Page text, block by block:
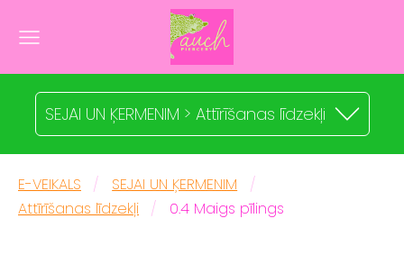
SEJAI UN ĶERMENIM > Attīrīšanas līdzekļi
E-VEIKALS
SEJAI UN ĶERMENIM
Attīrīšanas līdzekļi
0.4 Maigs pīlings